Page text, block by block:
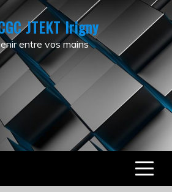
JTEKT Irigny
entre vos mains